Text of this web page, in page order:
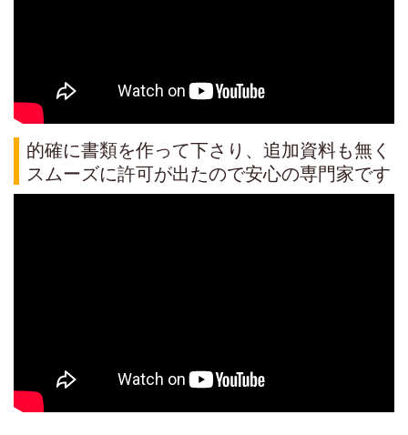
的確に書類を作って下さり、追加資料も無く
スムーズに許可が出たので安心の専門家です